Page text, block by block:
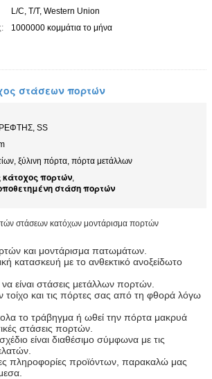
L/C, T/T, Western Union
1000000 κομμάτια το μήνα
στάσεων πορτών
SS
ξύλινη πόρτα, πόρτα μετάλλων
κάτοχος πορτών,
στάση πορτών
στάσεων κατόχων μοντάρισμα πορτών
και μοντάρισμα πατωμάτων.
κατασκευή με το ανθεκτικό ανοξείδωτο
είναι στάσεις μετάλλων πορτών.
τοίχο και τις πόρτες σας από τη φθορά λόγω
το τράβηγμα ή ωθεί την πόρτα μακρυά
στάσεις πορτών.
είναι διαθέσιμο σύμφωνα με τις
πληροφορίες προϊόντων, παρακαλώ μας